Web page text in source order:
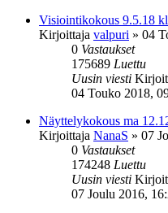
Visiointikokous 9.5.18
Kirjoittaja valpuri » 04
0 Vastaukset
175689 Luettu
Uusin viesti
04 Touko 2018,
Näyttelykokous ma
Kirjoittaja NanaS » 07
0 Vastaukset
174248 Luettu
Uusin viesti
07 Joulu 2016,